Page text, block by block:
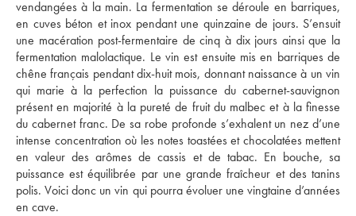
vendangées à la main. La fermentation se déroule en barriques,
en cuves béton et inox pendant une quinzaine de jours. S’ensuit
une macération post-fermentaire de cinq à dix jours ainsi que la
fermentation malolactique. Le vin est ensuite mis en barriques de
chêne français pendant dix-huit mois, donnant naissance à un vin
qui marie à la perfection la puissance du cabernet-sauvignon
présent en majorité à la pureté de fruit du malbec et à la finesse
du cabernet franc. De sa robe profonde s’exhalent un nez d’une
intense concentration où les notes toastées et chocolatées mettent
en valeur des arômes de cassis et de tabac. En bouche, sa
puissance est équilibrée par une grande fraîcheur et des tanins
polis. Voici donc un vin qui pourra évoluer une vingtaine d’années
en cave.